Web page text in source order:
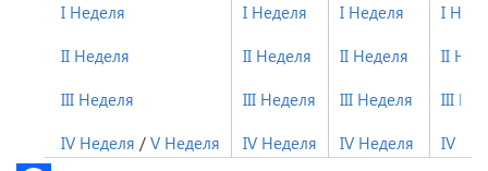
I Неделя
II Неделя
III Неделя
IV Неделя / V Неделя
I Неделя
II Неделя
III Неделя
IV Неделя
I Неделя
II Неделя
III Неделя
IV Неделя
I
II
III
IV